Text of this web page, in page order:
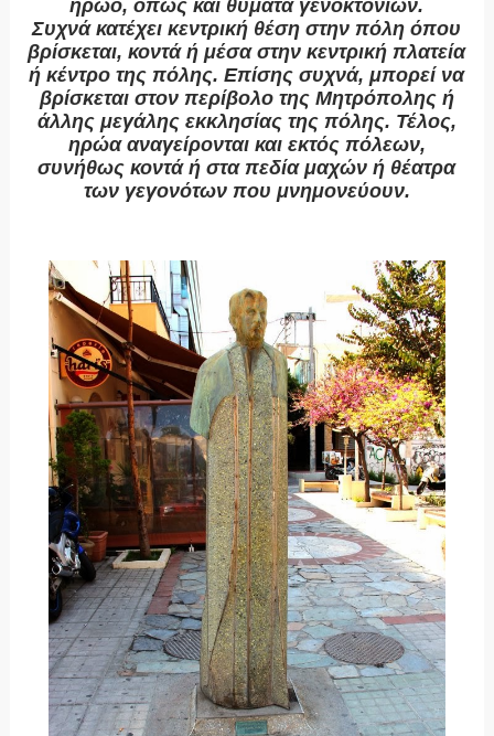
ηρώο, όπως και θύματα γενοκτονιών.
Συχνά κατέχει κεντρική θέση στην πόλη όπου
βρίσκεται, κοντά ή μέσα στην κεντρική πλατεία
ή κέντρο της πόλης. Επίσης συχνά, μπορεί να
βρίσκεται στον περίβολο της Μητρόπολης ή
άλλης μεγάλης εκκλησίας της πόλης. Τέλος,
ηρώα αναγείρονται και εκτός πόλεων,
συνήθωςκοντά ή στα πεδία μαχών ή θέατρα
των γεγονότων που μνημονεύουν.